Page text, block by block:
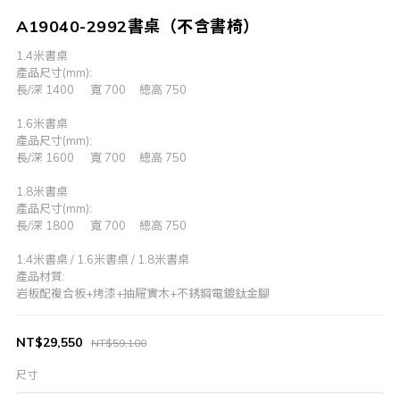
A19040-2992書桌（不含書椅）
產品尺寸(mm):
長/深 1400      寬 700     總高 750
產品尺寸(mm):
長/深 1600      寬 700     總高 750
產品尺寸(mm):
長/深 1800      寬 700     總高 750
1.4米書桌 / 1.6米書桌 / 1.8米書桌
產品材質:
岩板配複合板+烤漆+抽屜實木+不銹鋼電鍍鈦金腳
NT$59,100
NT$29,550
尺寸